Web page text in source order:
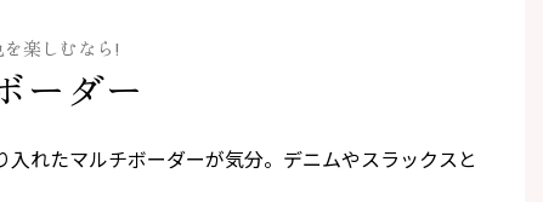
楽しむなら!
ーダー
れたマルチボーダーが気分。デニムやスラックスと